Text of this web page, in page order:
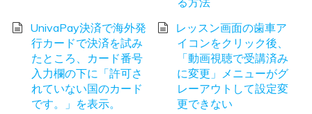
UnivaPay決済で海外発
行カードで決済を試み
たところ、カード番号
入力欄の下に「許可さ
れていない国のカード
です。」を表示。
レッスン画面の歯車ア
イコンをクリック後、
「動画視聴で受講済み
に変更」メニューがグ
レーアウトして設定変
更できない